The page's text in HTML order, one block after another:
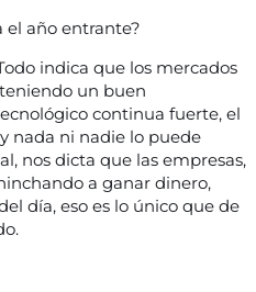
el año entrante?
indica que los mercados
un buen
continua fuerte, el
nada ni nadie lo puede
nos dicta que las empresas,
a ganar dinero,
día, eso es lo único que de